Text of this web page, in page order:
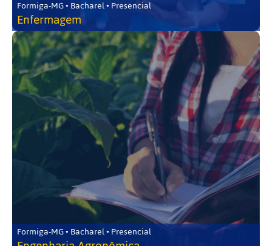
Formiga-MG • Bacharel • Presencial
Enfermagem
Formiga-MG • Bacharel • Presencial